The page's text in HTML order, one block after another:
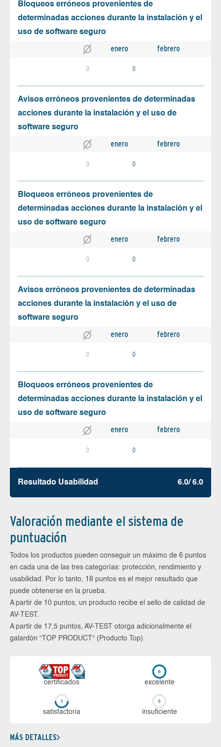
Bloqueos erróneos provenientes de
determinadas acciones durante la instalación y el
uso de software seguro
enero febrero
0 0
Avisos erróneos provenientes de determinadas
acciones durante la instalación y el uso de
software seguro
enero febrero
0 0
Bloqueos erróneos provenientes de
determinadas acciones durante la instalación y el
uso de software seguro
enero febrero
0 0
Avisos erróneos provenientes de determinadas
acciones durante la instalación y el uso de
software seguro
enero febrero
0 0
Bloqueos erróneos provenientes de
determinadas acciones durante la instalación y el
uso de software seguro
enero febrero
0 0
Resultado Usabilidad 6.0/ 6.0
Valoración mediante el sistema de
puntuación
Todos los productos pueden conseguir un máximo de 6 puntos
en cada una de las tres categorías: protección, rendimiento y
usabilidad. Por lo tanto, 18 puntos es el mejor resultado que
puede obtenerse en la prueba.
A partir de 10 puntos, un producto recibe el sello de calidad de
AV-TEST.
A partir de 17,5 puntos, AV-TEST otorga adicionalmente el
galardón “TOP PRODUCT“ (Producto Top).
certi­ficados ex­ce­len­te
sa­tis­fac­to­ria in­su­fi­cien­te
MÁS DETALLES